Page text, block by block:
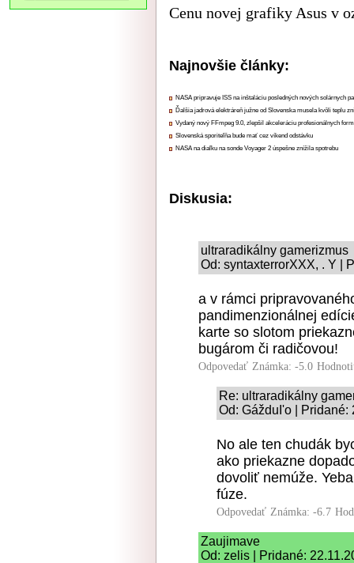
Cenu novej grafiky Asus v
Najnovšie články:
NASA pripravuje ISS na inštaláciu posledných nových solárnych
Ďalšia jadrová elektráreň južne od Slovenska musela kvôli teplu
Vydaný nový FFmpeg 9.0, zlepšil akceleráciu profesionálnych
Slovenská sporiteľňa bude mať cez víkend odstávku
NASA na diaľku na sonde Voyager 2 úspešne znížila spotrebu
Diskusia:
ultraradikálny gamerizmus
Od: syntaxterrorXXX, . Y |
a v rámci
pandimenzionálnej
karte so slotom
bugárom či radičovou!
Odpovedať Známka: -5.0
Re: ultraradikálny
Od: GážduI'o | Pridané:
No ale ten chudák
ako priekazne
dovoliť nemúže.
fúze.
Odpovedať Známka: -6.7
Zaujimave
Od: zelis | Pridané: